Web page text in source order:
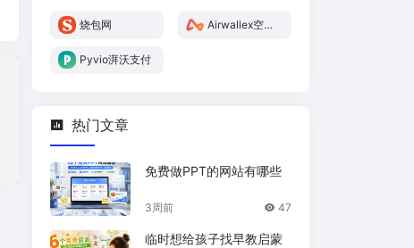
烧包网
Airwallex空中
Pyvio湃沃支付
热门文章
免费做PPT的网站有哪些
3周前 47
临时想给孩子找早教启蒙